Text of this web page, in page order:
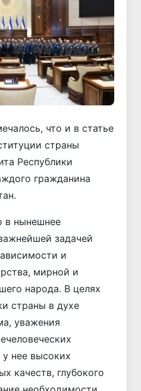
что и в статье
страны
Республики
гражданина
в нынешнее
задачей
и
мирной и
народа. В целях
страны в духе
уважения
у нее высоких
качеств, глубокого